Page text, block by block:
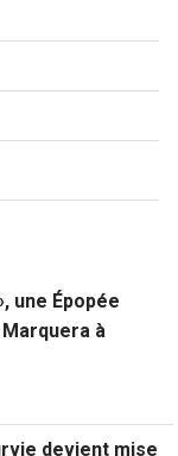
une Épopée
à
devient mise